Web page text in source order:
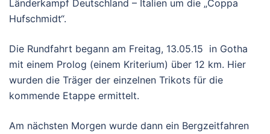
Länderkampf Deutschland – Italien um die „Coppa
Hufschmidt“.
Die Rundfahrt begann am Freitag, 13.05.15 in Gotha
mit einem Prolog (einem Kriterium) über 12 km. Hier
wurden die Träger der einzelnen Trikots für die
kommende Etappe ermittelt.
Am nächsten Morgen wurde dann ein Bergzeitfahren